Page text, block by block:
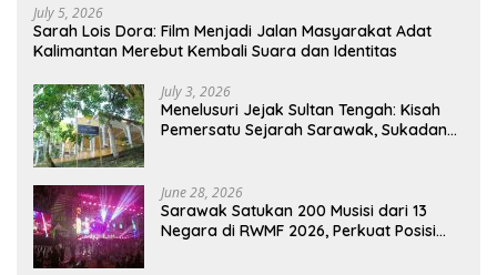
July 5, 2026
Sarah Lois Dora: Film Menjadi Jalan Masyarakat Adat
Kalimantan Merebut Kembali Suara dan Identitas
July 3, 2026
Menelusuri Jejak Sultan Tengah: Kisah
Pemersatu Sejarah Sarawak, Sukadana,
June 28, 2026
Sarawak Satukan 200 Musisi dari 13
Negara di RWMF 2026, Perkuat Posisi